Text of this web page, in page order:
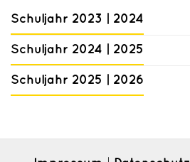
Schuljahr 2023 | 2024
Schuljahr 2024 | 2025
Schuljahr 2025 | 2026